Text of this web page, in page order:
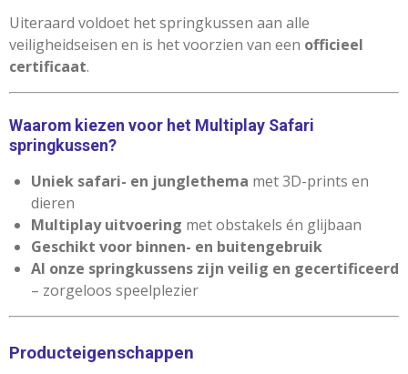
Uiteraard voldoet het springkussen aan alle
veiligheidseisen en is het voorzien van een officieel
certificaat.
Waarom kiezen voor het Multiplay Safari
springkussen?
Uniek safari- en junglethema met 3D-prints en
dieren
Multiplay uitvoering met obstakels én glijbaan
Geschikt voor binnen- en buitengebruik
Al onze springkussens zijn veilig en gecertificeerd
– zorgeloos speelplezier
Producteigenschappen